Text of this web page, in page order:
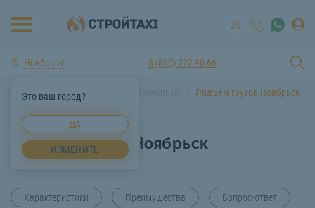
Ноябрьск
Это ваш город?
ДА
ИЗМЕНИТЬ
8 (800) 222-90-66
Главная Услуги спецтехники Ноябрьск Подъем грузов Ноябрьск
Подъем грузов Ноябрьск
Характеристики Преимущества Вопрос-ответ